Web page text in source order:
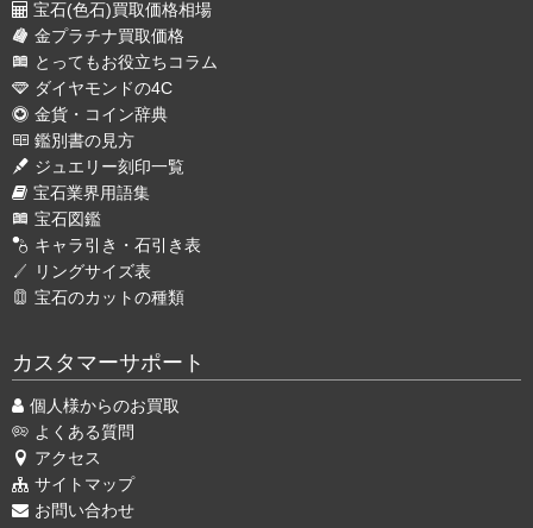
宝石(色石)買取価格相場
金プラチナ買取価格
とってもお役立ちコラム
ダイヤモンドの4C
金貨・コイン辞典
鑑別書の見方
ジュエリー刻印一覧
宝石業界用語集
宝石図鑑
キャラ引き・石引き表
リングサイズ表
宝石のカットの種類
カスタマーサポート
個人様からのお買取
よくある質問
アクセス
サイトマップ
お問い合わせ